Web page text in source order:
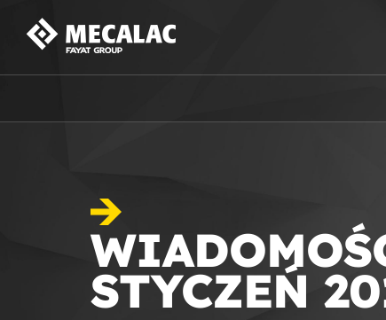
STYCZEŃ